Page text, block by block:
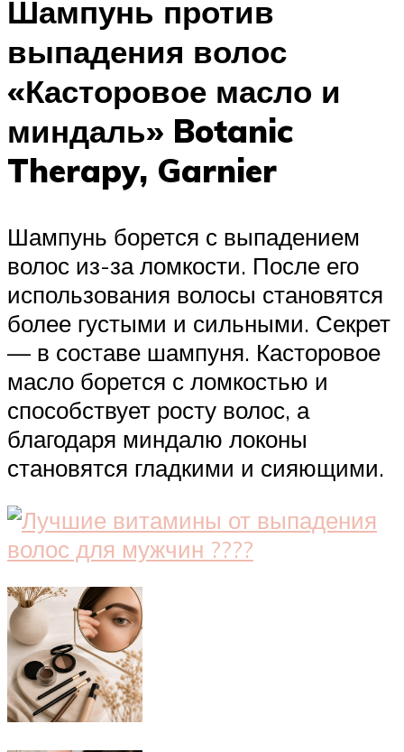
Шампунь против
выпадения волос
«Касторовое масло и
миндаль» Botanic
Therapy, Garnier
Шампунь борется с выпадением
волос из-за ломкости. После его
использования волосы становятся
более густыми и сильными. Секрет
— в составе шампуня. Касторовое
масло борется с ломкостью и
способствует росту волос, а
благодаря миндалю локоны
становятся гладкими и сияющими.